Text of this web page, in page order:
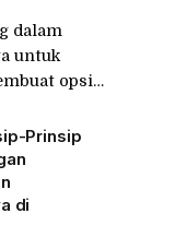
dalam
untuk
opsi…
Prinsip
di